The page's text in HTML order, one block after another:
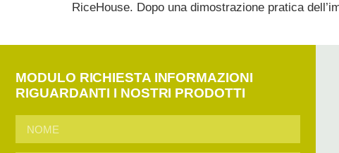
RiceHouse. Dopo una dimostrazione pratica
MODULO RICHIESTA INFORMAZIONI
RIGUARDANTI I NOSTRI PRODOTTI